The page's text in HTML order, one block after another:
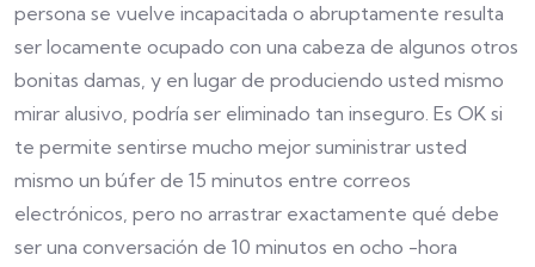
persona se vuelve incapacitada o abruptamente resulta
ser locamente ocupado con una cabeza de algunos otros
bonitas damas, y en lugar de produciendo usted mismo
mirar alusivo, podría ser eliminado tan inseguro. Es OK si
te permite sentirse mucho mejor suministrar usted
mismo un búfer de 15 minutos entre correos
electrónicos, pero no arrastrar exactamente qué debe
ser una conversación de 10 minutos en ocho -hora